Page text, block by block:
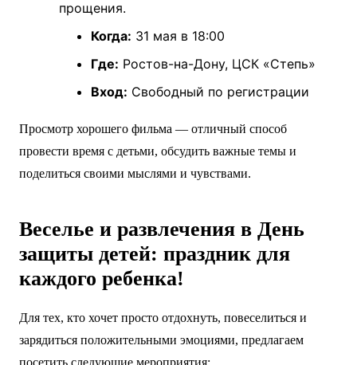
прощения.
Когда: 31 мая в 18:00
Где: Ростов-на-Дону, ЦСК «Степь»
Вход: Свободный по регистрации
Просмотр хорошего фильма — отличный способ
провести время с детьми, обсудить важные темы и
поделиться своими мыслями и чувствами.
Веселье и развлечения в День
защиты детей: праздник для
каждого ребенка!
Для тех, кто хочет просто отдохнуть, повеселиться и
зарядиться положительными эмоциями, предлагаем
посетить следующие мероприятия: